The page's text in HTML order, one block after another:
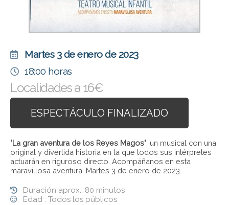
Martes 3 de enero de 2023
18:00 horas
Localidades a 16€
ESPECTÁCULO FINALIZADO
"La gran aventura de los Reyes Magos" , un musical con una
original y divertida historia en la que todos sus intérpretes
actuarán en riguroso directo. Acompáñanos en esta
maravillosa aventura. Martes 3 de enero de 2023.
Duración aprox.: 80 minutos
Edad : Todos los públicos